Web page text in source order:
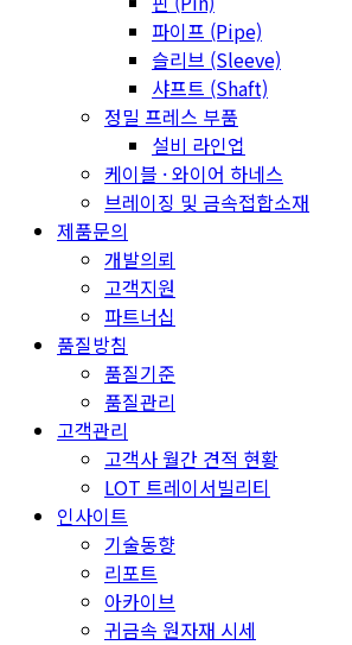
파이프 (Pipe)
슬리브 (Sleeve)
샤프트 (Shaft)
정밀 프레스 부품
설비 라인업
케이블 · 와이어 하네스
브레이징 및 금속접합소재
제품문의
개발의뢰
고객지원
파트너십
품질방침
품질기준
품질관리
고객관리
고객사 월간 견적 현황
LOT 트레이서빌리티
인사이트
기술동향
리포트
아카이브
귀금속 원자재 시세